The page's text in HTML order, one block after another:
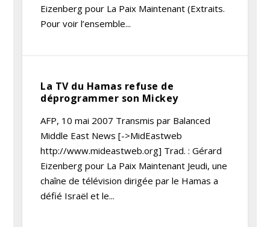
Eizenberg pour La Paix Maintenant (Extraits.
Pour voir l’ensemble...
La TV du Hamas refuse de
déprogrammer son Mickey
AFP, 10 mai 2007 Transmis par Balanced
Middle East News [->MidEastweb
http://www.mideastweb.org] Trad. : Gérard
Eizenberg pour La Paix Maintenant Jeudi, une
chaîne de télévision dirigée par le Hamas a
défié Israël et le...